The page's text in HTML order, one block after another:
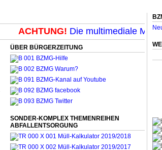
ACHTUNG!Die multimediale Mit-
ÜBER BÜRGERZEITUNG
SONDER-KOMPLEX THEMENREIHEN
ABFALLENTSORGUNG